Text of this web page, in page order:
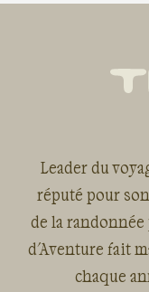
Leader du
réputé pour
de la
d'Aventure fait
chaque